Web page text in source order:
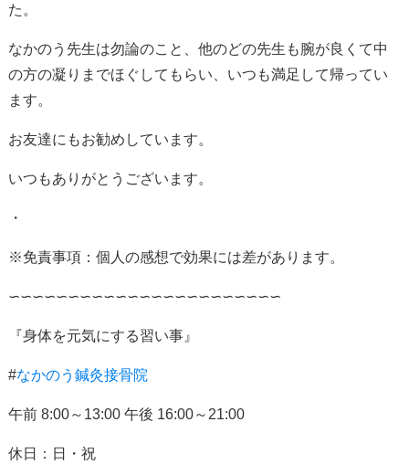
た。
なかのう先生は勿論のこと、他のどの先生も腕が良くて中
の方の凝りまでほぐしてもらい、いつも満足して帰ってい
ます。
お友達にもお勧めしています。
いつもありがとうございます。
・
※免責事項：個人の感想で効果には差があります。
∽∽∽∽∽∽∽∽∽∽∽∽∽∽∽∽∽∽∽∽∽∽∽
『身体を元気にする習い事』
#なかのう鍼灸接骨院
午前8:00～ 13:00 午後 16:00～ 21:00
休日：日・祝